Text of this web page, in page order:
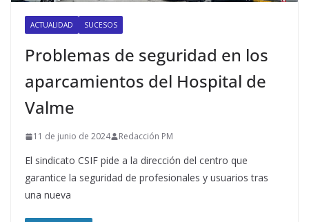
ACTUALIDAD SUCESOS
Problemas de seguridad en los
aparcamientos del Hospital de
Valme
11 de junio de 2024 Redacción PM
El sindicato CSIF pide a la dirección del centro que
garantice la seguridad de profesionales y usuarios tras
una nueva